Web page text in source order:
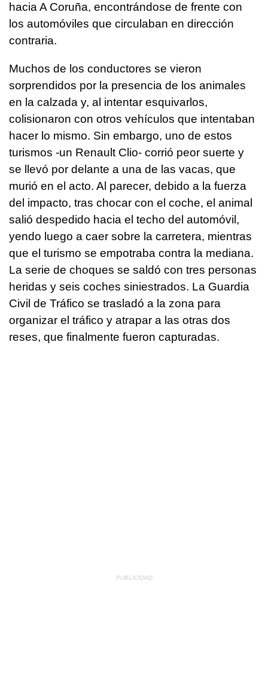
hacia A Coruña, encontrándose de frente con
los automóviles que circulaban en dirección
contraria.
Muchos de los conductores se vieron
sorprendidos por la presencia de los animales
en la calzada y, al intentar esquivarlos,
colisionaron con otros vehículos que intentaban
hacer lo mismo. Sin embargo, uno de estos
turismos -un Renault Clio- corrió peor suerte y
se llevó por delante a una de las vacas, que
murió en el acto. Al parecer, debido a la fuerza
del impacto, tras chocar con el coche, el animal
salió despedido hacia el techo del automóvil,
yendo luego a caer sobre la carretera, mientras
que el turismo se empotraba contra la mediana.
La serie de choques se saldó con tres personas
heridas y seis coches siniestrados. La Guardia
Civil de Tráfico se trasladó a la zona para
organizar el tráfico y atrapar a las otras dos
reses, que finalmente fueron capturadas.